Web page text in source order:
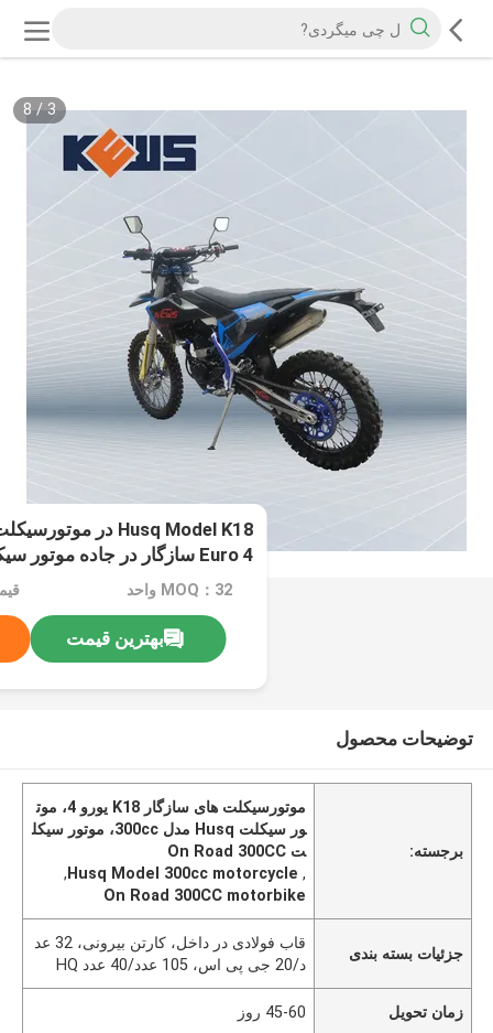
3
/
8
Euro 4 سازگار در جاده موتور سیکلت 300CC
MOQ：32 واحد
بهترین قیمت
توضیحات محصول
برجسته:
موتورسیکلت های سازگار K18 یورو 4، موت
ور سیکلت Husq مدل 300cc، موتور سیکل
ت On Road 300CC
,
Husq Model 300cc motorcycle
,
On Road 300CC motorbike
جزئیات بسته بندی
قاب فولادی در داخل، کارتن بیرونی، 32 عد
د/20 جی پی اس، 105 عدد/40 عدد HQ
زمان تحویل 45-60 روز